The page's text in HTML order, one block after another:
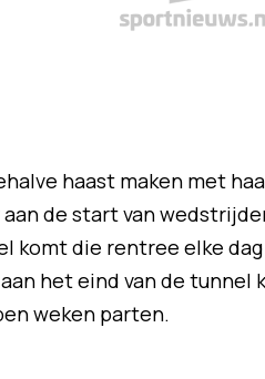
haast maken met
de start van
komt die rentree elke
het eind van de tunnel
weken parten.